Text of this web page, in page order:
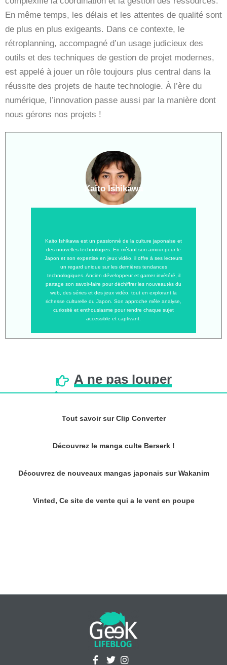
En même temps, les délais et les attentes de qualité sont
de plus en plus exigeants. Dans ce contexte, le
rétroplanning, accompagné d’un usage judicieux des
outils et des techniques de gestion de projet modernes,
est appelé à jouer un rôle toujours plus central dans la
réussite des projets de haute technologie. À l’ère du
numérique, l’innovation passe aussi par la manière dont
nous gérons nos projets !
Kaito Ishikawa est un passionné de la culture japonaise et
des nouvelles technologies. En mêlant son amour pour le
Japon et son expertise en jeux vidéo, il offre à ses lecteurs
un regard unique sur les dernières tendances
technologiques. Ancien développeur et gamer invétéré, il
partage son savoir-faire pour déchiffrer les nouveautés du
web, des séries et des jeux vidéo, tout en explorant la
richesse culturelle du Japon. Son approche mêle analyse,
curiosité et enthousiasme pour rendre chaque sujet
accessible et captivant.
Kaito Ishikawa
À ne pas louper
Tout savoir sur Clip Converter
Découvrez le manga culte Berserk !
Découvrez de nouveaux mangas japonais sur Wakanim
Vinted, Ce site de vente qui a le vent en poupe